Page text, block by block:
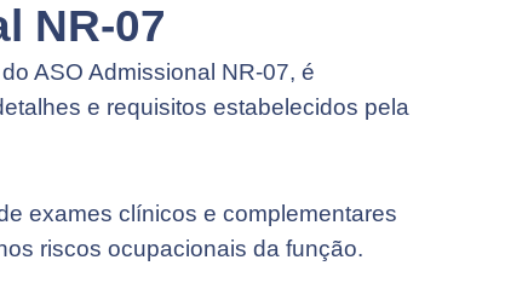
NR-07
ASO Admissional NR-07, é
e requisitos estabelecidos pela
exames clínicos e complementares
riscos ocupacionais da função.